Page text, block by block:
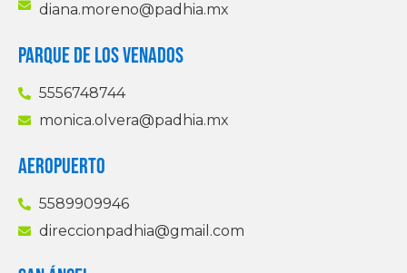
diana.moreno@padhia.mx
PARQUE DE LOS VENADOS
5556748744
monica.olvera@padhia.mx
AEROPUERTO
5589909946
direccionpadhia@gmail.com